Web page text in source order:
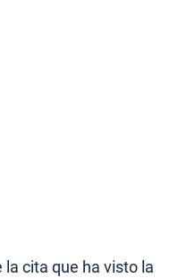
la cita que ha visto la